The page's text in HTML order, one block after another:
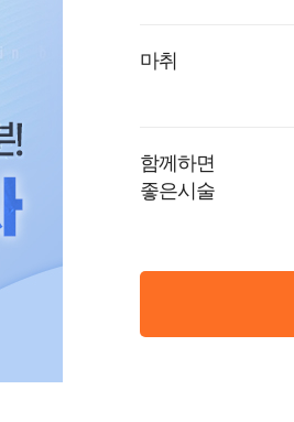
마취
함께하면
좋은시술